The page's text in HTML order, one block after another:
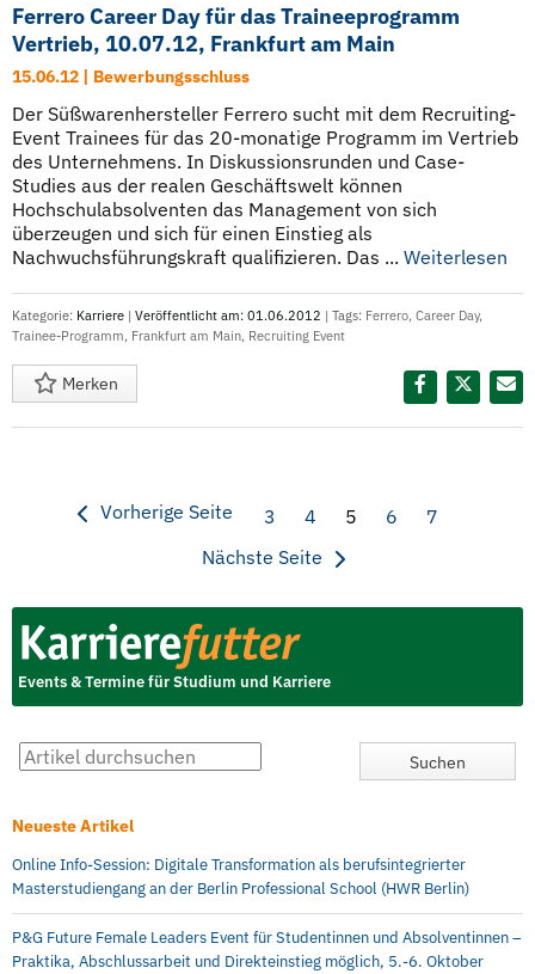
Ferrero Career Day für das Traineeprogramm
Vertrieb, 10.07.12, Frankfurt am Main
15.06.12 | Bewerbungsschluss
Der Süßwarenhersteller Ferrero sucht mit dem Recruiting-
Event Trainees für das 20-monatige Programm im Vertrieb
des Unternehmens. In Diskussionsrunden und Case-
Studies aus der realen Geschäftswelt können
Hochschulabsolventen das Management von sich
überzeugen und sich für einen Einstieg als
Nachwuchsführungskraft qualifizieren. Das ... Weiterlesen
Kategorie: Karriere | Veröffentlicht am: 01.06.2012 | Tags: Ferrero, Career Day,
Trainee-Programm, Frankfurt am Main, Recruiting Event
Merken
Vorherige Seite 3 4 5 6
7
Nächste Seite
Events & Termine für Studium und Karriere
Neueste Artikel
Online Info-Session: Digitale Transformation als berufsintegrierter
Masterstudiengang an der Berlin Professional School (HWR Berlin)
P&G Future Female Leaders Event für Studentinnen und Absolventinnen –
Praktika, Abschlussarbeit und Direkteinstieg möglich, 5.-6. Oktober